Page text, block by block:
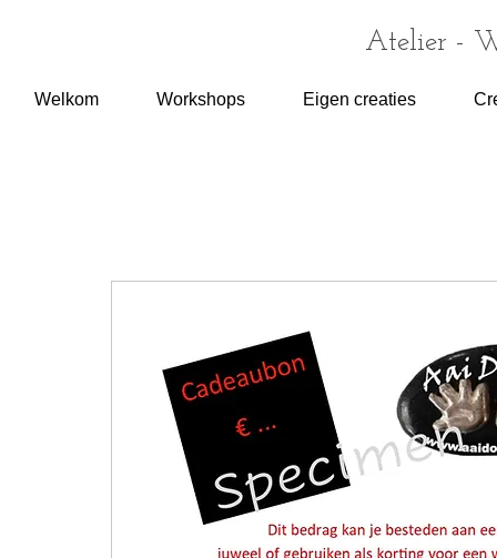
Atelier -
Welkom Workshops Eigen creaties